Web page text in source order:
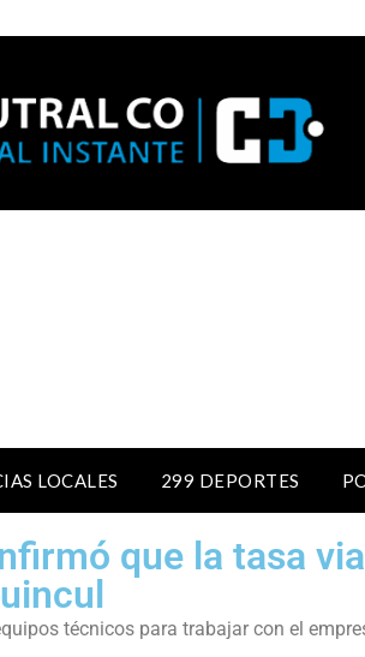
LOCALES 299 DEPORTES
que la tasa
técnicos para trabajar con el